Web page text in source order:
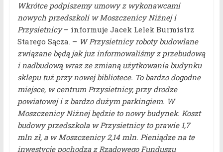
Wkrótce podpiszemy umowy z wykonawcami
nowych przedszkoli w Moszczenicy Niżnej i
Przysietnicy– informuje Jacek Lelek Burmistrz
Starego Sącza. – W Przysietnicy roboty budowlane
związane będą jak juz informowaliśmy z przebudową
i nadbudową wraz ze zmianą użytkowania budynku
sklepu tuż przy nowej bibliotece. To bardzo dogodne
miejsce, w centrum Przysietnicy, przy drodze
powiatowej i z bardzo dużym parkingiem. W
Moszczenicy Niżnej będzie to nowy budynek. Koszt
budowy przedszkola w Przysietnicy to prawie 1,7
mln zł, a w Moszczenicy 2,14 mln. Pieniądze na te
inwestycje pochodzą z Rządowego Funduszu